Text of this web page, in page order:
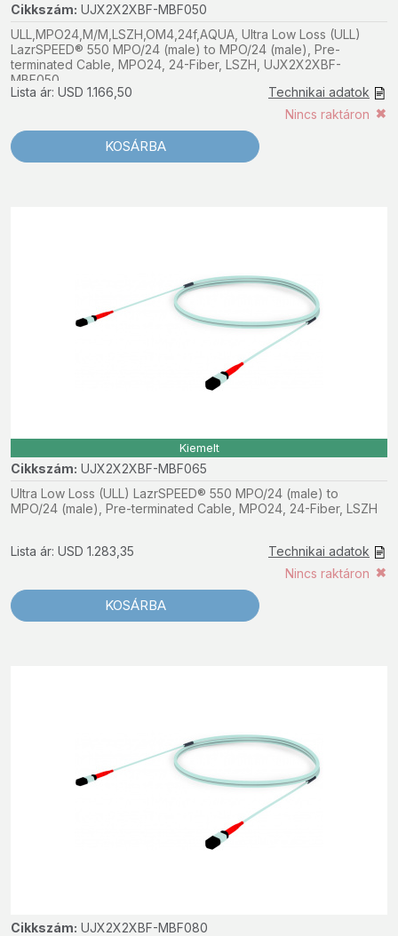
Cikkszám: UJX2X2XBF-MBF050
ULL,MPO24,M/M,LSZH,OM4,24f,AQUA, Ultra Low Loss (ULL)
LazrSPEED® 550 MPO/24 (male) to MPO/24 (male), Pre-
terminated Cable, MPO24, 24-Fiber, LSZH, UJX2X2XBF-
MBF050
Technikai adatok
Lista ár: USD 1.166,50
Nincs raktáron
KOSÁRBA
Kiemelt
Cikkszám: UJX2X2XBF-MBF065
Ultra Low Loss (ULL) LazrSPEED® 550 MPO/24 (male) to
MPO/24 (male), Pre-terminated Cable, MPO24, 24-Fiber, LSZH
Technikai adatok
Lista ár: USD 1.283,35
Nincs raktáron
KOSÁRBA
Cikkszám: UJX2X2XBF-MBF080